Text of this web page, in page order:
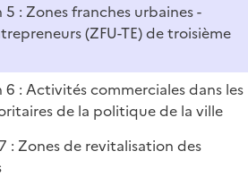
5 : Zones franches urbaines -
(ZFU-TE) de troisième
6 : Activités commerciales dans les
de la politique de la ville
: Zones de revitalisation des